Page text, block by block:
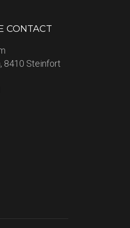
CONTACT
8410 Steinfort